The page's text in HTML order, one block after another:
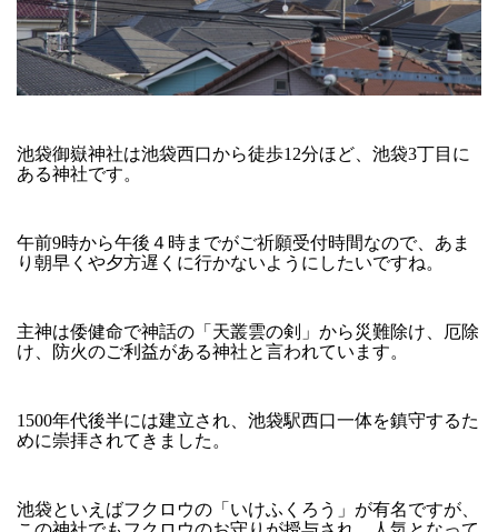
池袋御嶽神社は池袋西口から徒歩12分ほど、池袋3丁目に
ある神社です。
午前9時から午後４時までがご祈願受付時間なので、あま
り朝早くや夕方遅くに行かないようにしたいですね。
主神は倭健命で神話の「天叢雲の剣」から災難除け、厄除
け、防火のご利益がある神社と言われています。
1500年代後半には建立され、池袋駅西口一体を鎮守するた
めに崇拝されてきました。
池袋といえばフクロウの「いけふくろう」が有名ですが、